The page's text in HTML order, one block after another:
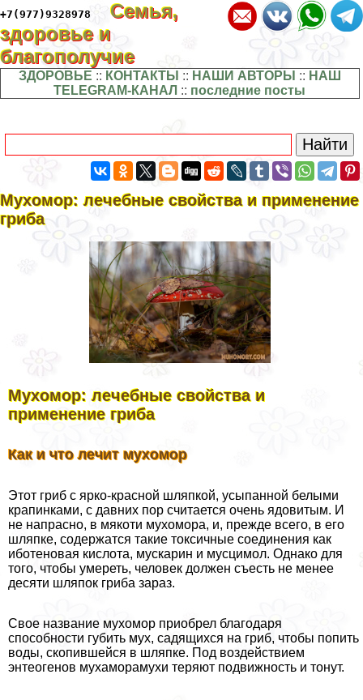
+7(977)9328978
Семья,
здоровье и
благополучие
ЗДОРОВЬЕ :: КОНТАКТЫ :: НАШИ АВТОРЫ :: НАШ
TELEGRAM-КАНАЛ :: последние посты
Мухомор: лечебные свойства и применение
гриба
Мухомор: лечебные свойства и
применение гриба
Как и что лечит мухомор
Этот гриб с ярко-красной шляпкой, усыпанной белыми
крапинками, с давних пор считается очень ядовитым. И
не напрасно, в мякоти мухомора, и, прежде всего, в его
шляпке, содержатся такие токсичные соединения как
иботеновая кислота, мускарин и мусцимол. Однако для
того, чтобы умереть, человек должен съесть не менее
десяти шляпок гриба зараз.
Свое название мухомор приобрел благодаря
способности губить мух, садящихся на гриб, чтобы попить
воды, скопившейся в шляпке. Под воздействием
энтеогенов мухаморамухи теряют подвижность и тонут.